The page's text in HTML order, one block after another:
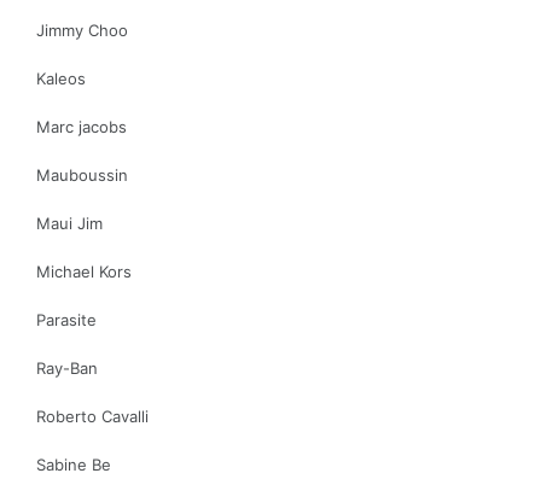
Jimmy Choo
Kaleos
Marc jacobs
Mauboussin
Maui Jim
Michael Kors
Parasite
Ray-Ban
Roberto Cavalli
Sabine Be